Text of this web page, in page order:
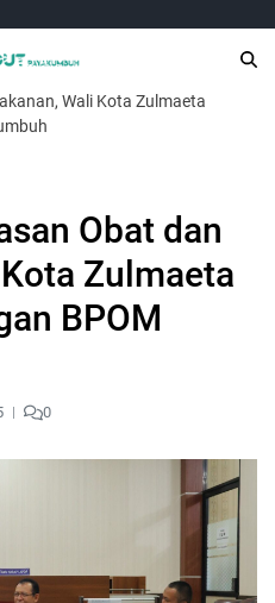
Wali Kota Zulmaeta
Obat dan
Zulmaeta
BPOM
0